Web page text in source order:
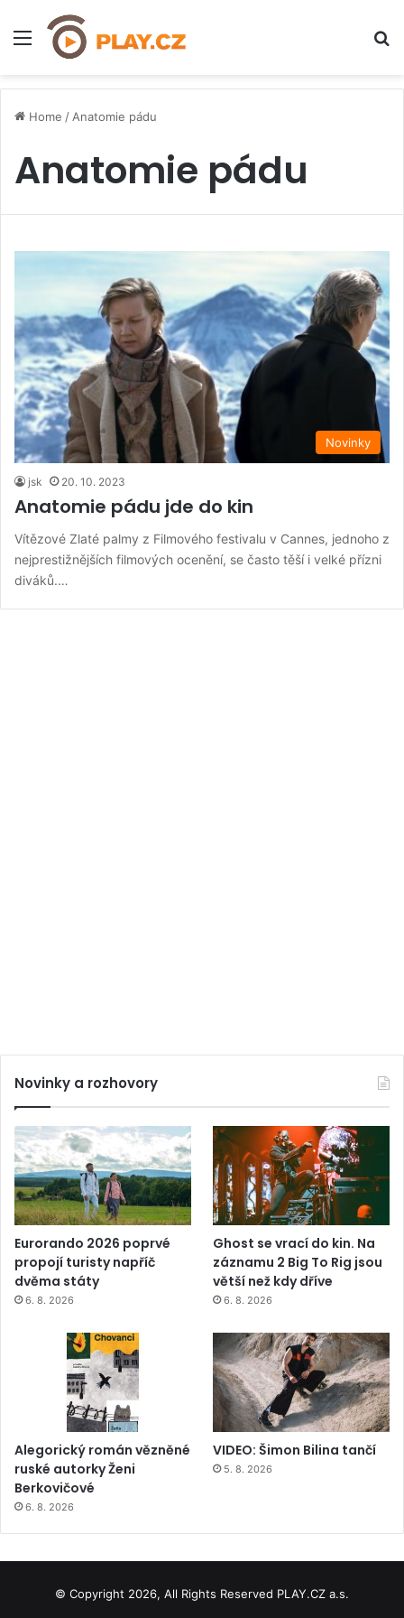
Menu
Home / Anatomie pádu
Anatomie pádu
Novinky
jsk 20. 10. 2023
Anatomie pádu jde do kin
Vítězové Zlaté palmy z Filmového festivalu v Cannes, jednoho z
nejprestižnějších filmových ocenění, se často těší i velké přízni
diváků.…
Novinky a rozhovory
Eurorando 2026 poprvé
propojí turisty napříč
dvěma státy
6. 8. 2026
Ghost se vrací do kin. Na
záznamu 2 Big To Rig jsou
větší než kdy dříve
6. 8. 2026
Alegorický román vězněné
ruské autorky Ženi
Berkovičové
6. 8. 2026
VIDEO: Šimon Bilina tančí
5. 8. 2026
© Copyright 2026, All Rights Reserved PLAY.CZ a.s.